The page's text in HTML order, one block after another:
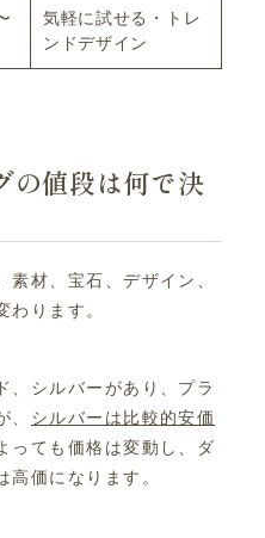
気軽に試せる・トレ
ンドデザイン
の値段は何で決
材、宝石、デザイン、
わります。
、シルバーがあり、プラ
、 シルバーは比較的安価
っても価格は変動し、ダ
高価になります。